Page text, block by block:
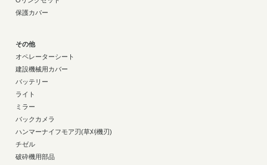
保護カバー
その他
オペレーターシート
建設機械用カバー
バッテリー
ライト
ミラー
バックカメラ
ハンマーナイフモア刃(草刈機刃)
チゼル
破砕機用部品